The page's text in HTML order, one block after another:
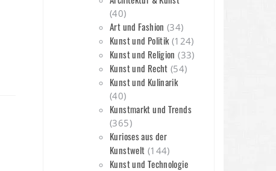
(40)
Art und Fashion (34)
Kunst und Politik(124)
Kunst und Religion (33)
Kunst und Recht (54)
Kunst und Kulinarik
(40)
Kunstmarkt und Trends
(365)
Kurioses aus der
Kunstwelt (144)
Kunst und Technologie